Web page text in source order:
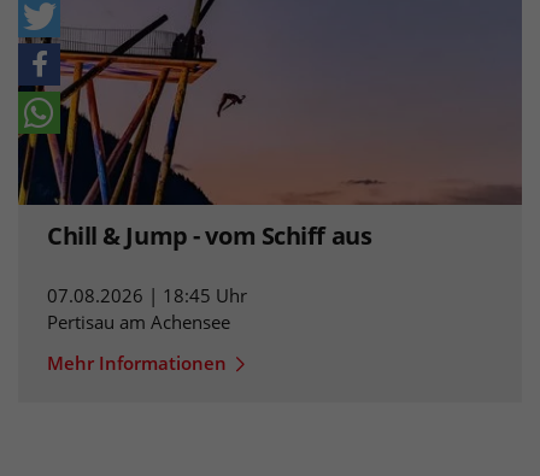
Chill & Jump - vom Schiff aus
07.08.2026 | 18:45 Uhr
Pertisau am Achensee
Mehr Informationen